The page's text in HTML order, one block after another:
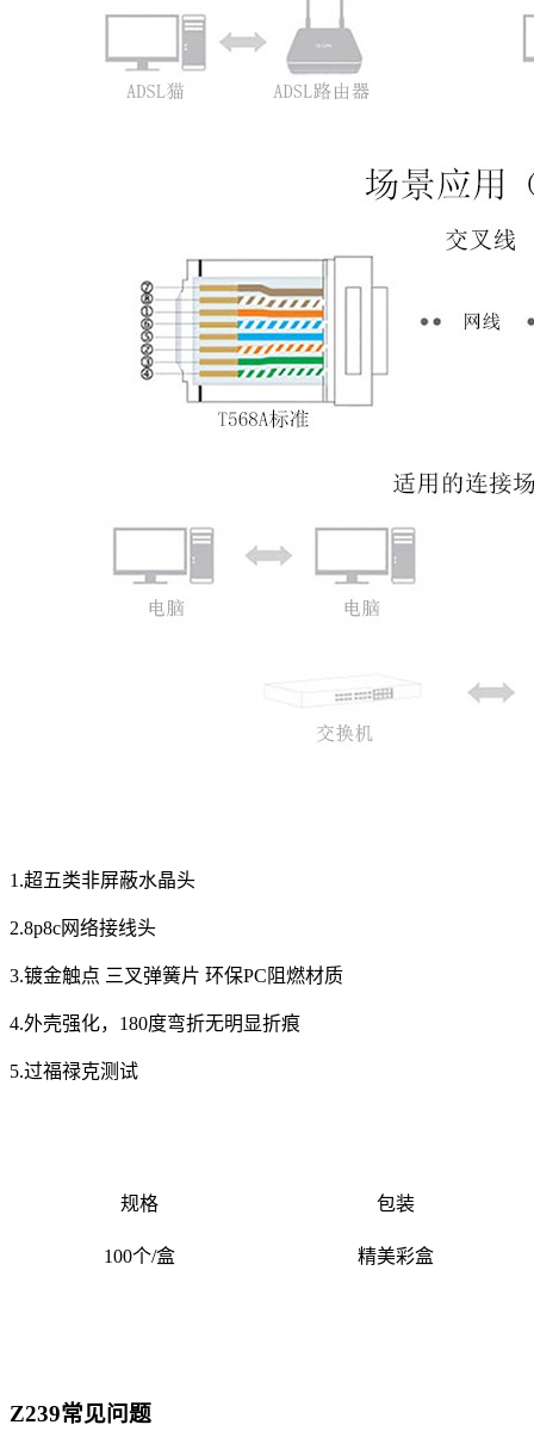
1.超五类非屏蔽水晶头
2.8p8c网络接线头
3.镀金触点 三叉弹簧片 环保PC阻燃材质
4.外壳强化，180度弯折无明显折痕
5.过福禄克测试
规格 包装
100个/盒 精美彩盒
Z239常见问题